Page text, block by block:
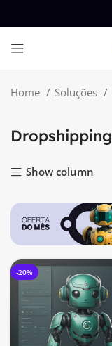
Home Soluções
Dropshipping
Show column
-20%